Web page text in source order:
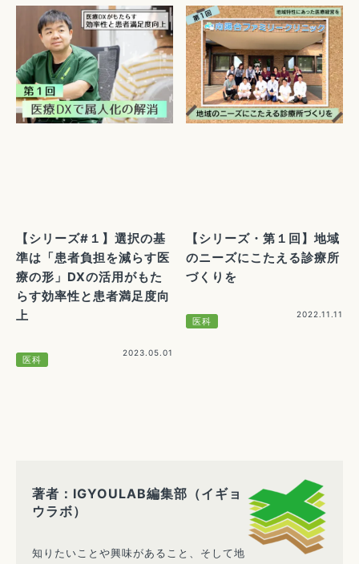
【シリーズ#１】選択の基
準は「患者負担を減らす医
療の形」DXの活用がもた
らす効率性と患者満足度向
上
医科
2023.05.01
【シリーズ・第１回】地域
のニーズにこたえる診療所
づくりを
医科
2022.11.11
著者：IGYOULAB編集部（イギョ
ウラボ）
知りたいことや興味があること、そして地